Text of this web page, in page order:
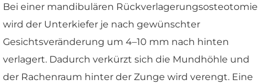
Bei einer mandibulären Rückverlagerungsosteotomie
wird der Unterkiefer je nach gewünschter
Gesichtsveränderung um 4–10 mm nach hinten
verlagert. Dadurch verkürzt sich die Mundhöhle und
der Rachenraum hinter der Zunge wird verengt. Eine